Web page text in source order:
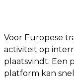
Voor Europese
activiteit op
plaatsvindt. Een
platform kan